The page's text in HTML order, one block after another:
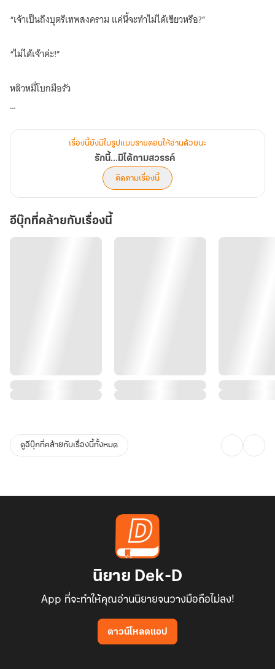
“เจ้าเป็นถึงบุตรีเทพสงคราม แค่นี้จะทำไม่ได้เชียวหรือ?”
“ไม่ได้เจ้าค่ะ!”
หลิวหมี่โบกมือรัว
อยากกรี๊ดก็สาย อยากหนีก็ไม่ทัน เพราะคำสั่งจากสวรรค์…ไม่มีคำว่า
จากเทพธิดาน้อยผู้ไม่ได้เรื่องได้ราว สู่แดนมารที่ใครๆ ก็อยากหนี
และจาก ภารกิจปราบจอมมาร สู่เรื่องวุ่นวายที่ไม่มีใครเขียนไว้ในตำรา
เรื่องนี้ยังมีในรูปแบบรายตอนให้อ่านด้วยนะ
รักนี้...มิได้ถามสวรรค์
ติดตามเรื่องนี้
อีบุ๊กที่คล้ายกับเรื่องนี้
ดูอีบุ๊กที่คล้ายกับเรื่องนี้ทั้งหมด
นิยาย Dek-D
App ที่จะทำให้คุณอ่านนิยายจนวางมือถือไม่ลง!
ดาวน์โหลดแอป